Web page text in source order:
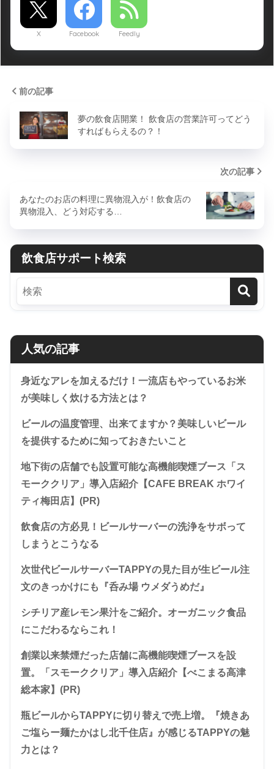
X Facebook Feedly
前の記事
夢の飲食店開業！ 飲食店の営業許可ってどう
すればもらえるの？！
次の記事
あなたのお店の料理に異物混入が！飲食店の
異物混入、どう対応する…
飲食店サポート検索
人気の記事
身近なアレを加えるだけ！一流店もやっているお米
が美味しく炊ける方法とは？
ビールの温度管理、出来てますか？美味しいビール
を提供するために知っておきたいこと
地下街の店舗でも設置可能な高機能喫煙ブース「ス
モーククリア」導入店紹介【CAFE BREAK ホワイ
ティ梅田店】(PR)
飲食店の方必見！ビールサーバーの洗浄をサボって
しまうとこうなる
次世代ビールサーバーTAPPYの見た目が生ビール注
文のきっかけにも『呑み場 ウメダうめだ』
シチリア産レモン果汁をご紹介。オーガニック食品
にこだわるならこれ！
創業以来禁煙だった店舗に高機能喫煙ブースを設
置。「スモーククリア」導入店紹介【べこまる高津
総本家】(PR)
瓶ビールからTAPPYに切り替えで売上増。『焼きあ
ご塩らー麺たかはし北千住店』が感じるTAPPYの魅
力とは？